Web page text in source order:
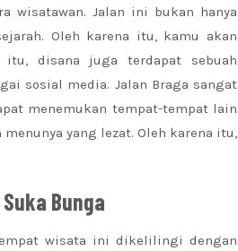
wisatawan. Jalan ini bukan hanya
Oleh karena itu, kamu akan
itu, disana juga terdapat sebuah
sosial media. Jalan Braga sangat
menemukan tempat-tempat lain
yang lezat. Oleh karena itu,
Bunga
wisata ini dikelilingi dengan